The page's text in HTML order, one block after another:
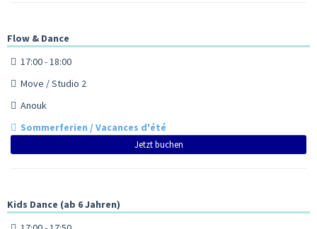
Flow & Dance
17:00 - 18:00
Move / Studio 2
Anouk
Sommerferien / Vacances d'été
Jetzt buchen
Kids Dance (ab 6 Jahren)